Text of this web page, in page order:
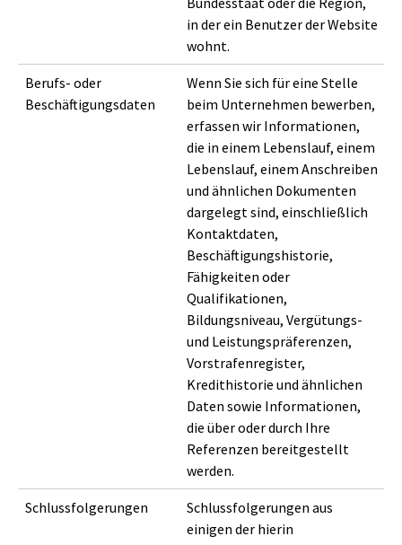
in der ein Benutzer der Website
wohnt.
Berufs- oder
Beschäftigungsdaten
Wenn Sie sich für eine Stelle
beim Unternehmen bewerben,
erfassen wir Informationen,
die in einem Lebenslauf, einem
Lebenslauf, einem Anschreiben
und ähnlichen Dokumenten
dargelegt sind, einschließlich
Kontaktdaten,
Beschäftigungshistorie,
Fähigkeiten oder
Qualifikationen,
Bildungsniveau, Vergütungs-
und Leistungspräferenzen,
Vorstrafenregister,
Kredithistorie und ähnlichen
Daten sowie Informationen,
die über oder durch Ihre
Referenzen bereitgestellt
werden.
Schlussfolgerungen
Schlussfolgerungen aus
einigen der hierin